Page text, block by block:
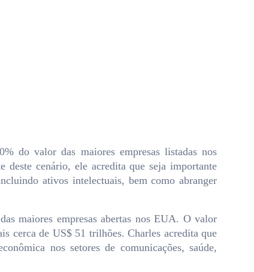
do valor das maiores empresas listadas nos
deste cenário, ele acredita que seja importante
ativos intelectuais, bem como abranger
maiores empresas abertas nos EUA. O valor
cerca de US$ 51 trilhões. Charles acredita que
nos setores de comunicações, saúde,